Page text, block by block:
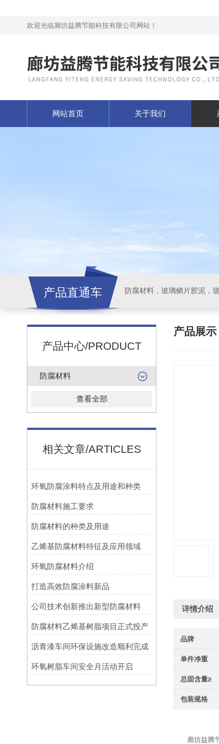
欢迎光临廊坊益腾节能科技有限公司网站！
网站首页 关于我们
产品直通车
产品中心/PRODUCT
防腐材料
查看全部
相关文章/ARTICLES
环氧防腐涂料特点及用途和种类
防腐材料施工要求
防腐材料的种类及用途
乙烯基防腐材料特征及应用领域
环氧防腐材料介绍
打造高效防腐涂料新品
公司技术创新推出新型防腐材料
防腐材料乙烯基树脂项目正式投产
沥青漆车间环保设施改造顺利完成
环氧树脂车间安全月活动开启
产品展示
详情介绍
品牌
单件净重
总固含量≥
包装规格
廊坊益腾节